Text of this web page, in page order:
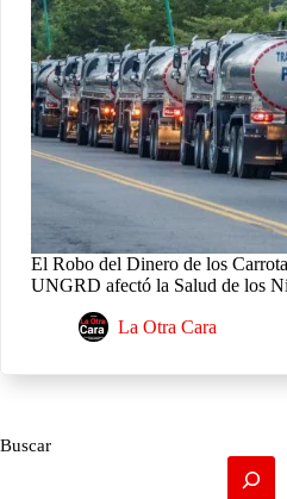
El Robo del Dinero de los
UNGRD afectó la Salud de los
La Otra Cara
Buscar